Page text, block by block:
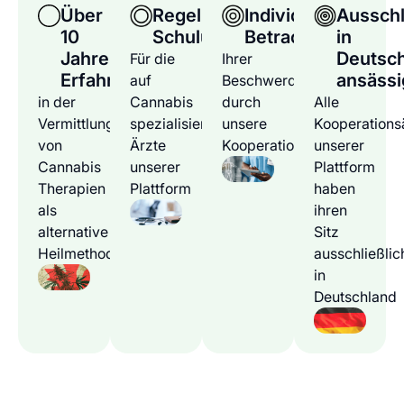
Über
10
Jahre
Erfahrung
in der
Vermittlung
von
Cannabis
Therapien
als
alternative
Heilmethode
Regelmäßige
Schulungen
Für die
auf
Cannabis
spezialisierten
Ärzte
unserer
Plattform
Individuelle
Betrachtung
Ihrer
Beschwerden
durch
unsere
Kooperationsärzte
in
Alle
unserer
Plattform
haben
ihren
Sitz
in
Deutschland